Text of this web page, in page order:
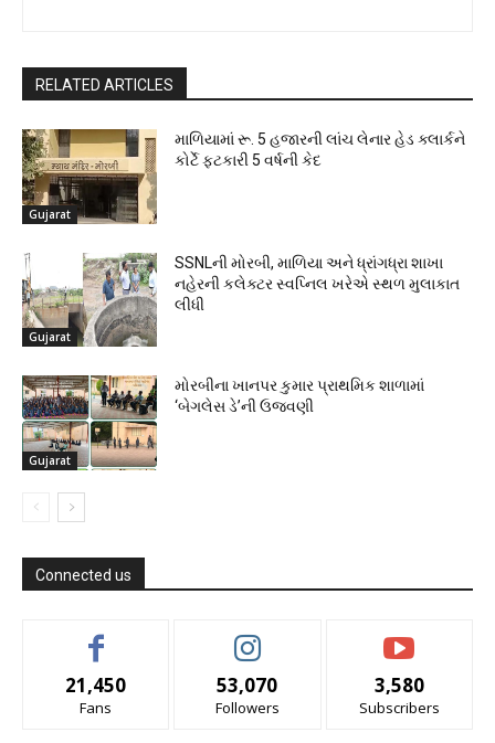
RELATED ARTICLES
Gujarat
માળિયામાં રૂ. 5 હજારની લાંચ લેનાર હેડ ક્લાર્કને
કોર્ટે ફટકારી 5 વર્ષની કેદ
Gujarat
SSNLની મોરબી, માળિયા અને ધ્રાંગધ્રા શાખા
નહેરની કલેક્ટર સ્વપ્નિલ ખરેએ સ્થળ મુલાકાત
લીધી
Gujarat
મોરબીના ખાનપર કુમાર પ્રાથમિક શાળામાં
‘બેગલેસ ડે’ની ઉજવણી
Connected us
21,450
Fans
53,070
Followers
3,580
Subscribers